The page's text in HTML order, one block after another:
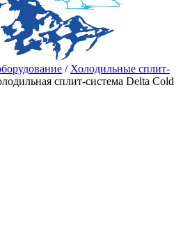
/Холодильные сплит-
сплит-система Delta Cold